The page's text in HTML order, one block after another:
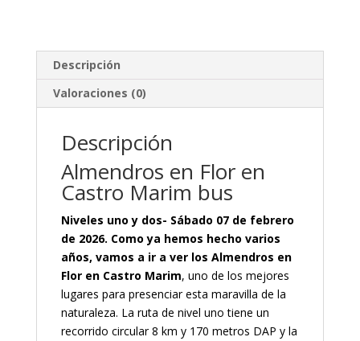
Descripción
Valoraciones (0)
Descripción
Almendros en Flor en
Castro Marim bus
Niveles uno y dos- Sábado 07 de febrero
de 2026. Como ya hemos hecho varios
años, vamos a ir a ver los Almendros en
Flor en Castro Marim, uno de los mejores
lugares para presenciar esta maravilla de la
naturaleza. La ruta de nivel uno tiene un
recorrido circular 8 km y 170 metros DAP y la